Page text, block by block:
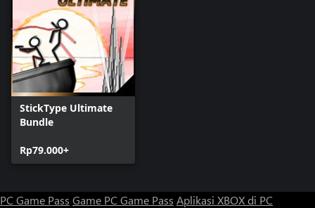
StickType Ultimate
Bundle
Rp79.000+
PC Game Pass Game PC Game Pass Aplikasi XBOX di PC